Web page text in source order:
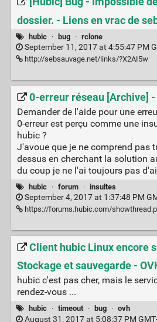
dossier. - Liens en vrac de
hubic · bug · rclone
September 11, 2017 at 4:55:47 PM
http://sebsauvage.net/links/?X2AI5w
0-erreur réseau [Archive]
Demander de l'aide pour une
0-erreur est perçu comme une
hubic ?
J'avoue que je ne comprend pas
dessus en cherchant la solution
du coup je ne l'ai toujours pas
hubic · forum · insultes
September 4, 2017 at 1:37:48 PM
https://forums.hubic.com/
Client hubic Linux encore
Stockage et sauvegarde -
hubic c'est pas cher, mais le
rendez-vous ...
hubic · timeout · bug · ovh
August 31, 2017 at 5:08:37 PM